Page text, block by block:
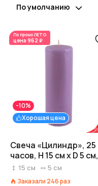
По умолчанию
По промоЛЕТО
цена 962 ₽
Хорошая цена
-10%
Свеча «Цилиндр», 25
часов, H 15 см x D 5 см,
лавандовый
15 см 5 см
Заказали 246раз